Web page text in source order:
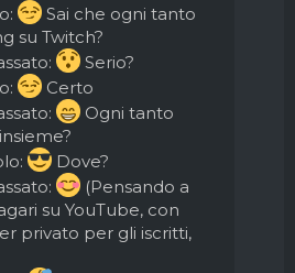
Sai che ogni tanto
su Twitch?
Serio?
Certo
Ogni tanto
Dove?
(Pensando a
su YouTube, con
privato per gli iscritti,